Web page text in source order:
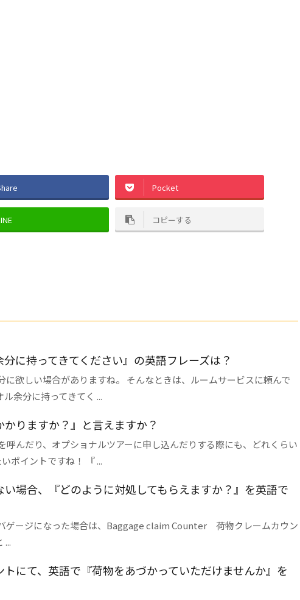
Pocket
コピーする
に持ってきてください』の英語フレーズは？
欲しい場合がありますね。 そんなときは、ルームサービスに頼んで
余分に持ってきてく ...
りますか？』と言えますか？
んだり、オプショナルツアーに申し込んだりする際にも、どれくらい
ポイントですね！ 『 ...
場合、『どのように対処してもらえますか？』を英語で
ゲージになった場合は、Baggage claim Counter 荷物クレームカウン
...
にて、英語で『荷物をあづかっていただけませんか』を